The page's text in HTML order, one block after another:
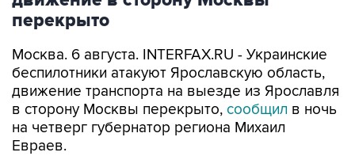
перекрыто
Москва. 6 августа. INTERFAX.RU - Украинские
беспилотники атакуют Ярославскую область,
движение транспорта на выезде из Ярославля
в сторону Москвы перекрыто, сообщил в ночь
на четверг губернатор региона Михаил
Евраев.